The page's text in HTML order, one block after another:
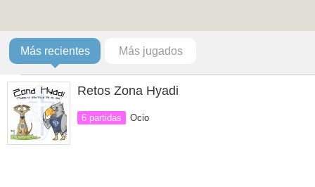
Más recientes Más jugados
Retos Zona Hyadi
6 partidas Ocio